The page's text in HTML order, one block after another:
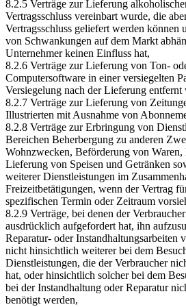
8.2.5 Verträge zur Lieferung
Vertragsschluss vereinbart wurde, die
Vertragsschluss geliefert werden können
von Schwankungen auf dem Markt
Unternehmer keinen Einfluss hat,
8.2.6 Verträge zur Lieferung von Ton-
Computersoftware in einer versiegelten
Versiegelung nach der Lieferung entfernt
8.2.7 Verträge zur Lieferung von
Illustrierten mit Ausnahme von
8.2.8 Verträge zur Erbringung von
Bereichen Beherbergung zu anderen
Wohnzwecken, Beförderung von
Lieferung von Speisen und Getränken
weiterer Dienstleistungen im
Freizeitbetätigungen, wenn der Vertrag
spezifischen Termin oder Zeitraum
8.2.9 Verträge, bei denen der
ausdrücklich aufgefordert hat, ihn
Reparatur- oder Instandhaltungsarbeiten
nicht hinsichtlich weiterer bei dem
Dienstleistungen, die der Verbraucher
hat, oder hinsichtlich solcher bei dem
bei der Instandhaltung oder Reparatur
benötigt werden,